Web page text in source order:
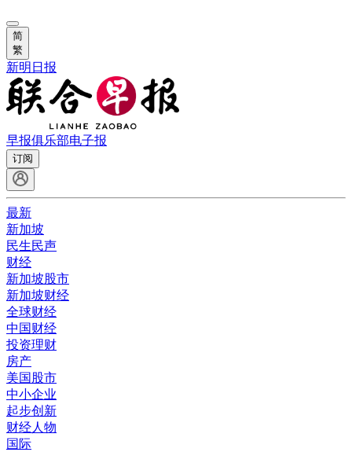
简
繁
新明日报
早报俱乐部电子报
订阅
最新
新加坡
民生民声
财经
新加坡股市
新加坡财经
全球财经
中国财经
投资理财
房产
美国股市
中小企业
起步创新
财经人物
国际